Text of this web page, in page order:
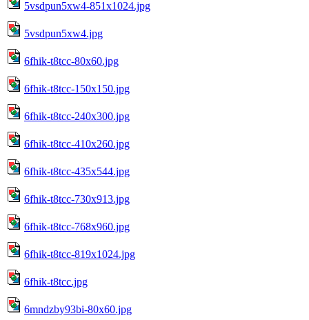
5vsdpun5xw4-851x1024.jpg
5vsdpun5xw4.jpg
6fhik-t8tcc-80x60.jpg
6fhik-t8tcc-150x150.jpg
6fhik-t8tcc-240x300.jpg
6fhik-t8tcc-410x260.jpg
6fhik-t8tcc-435x544.jpg
6fhik-t8tcc-730x913.jpg
6fhik-t8tcc-768x960.jpg
6fhik-t8tcc-819x1024.jpg
6fhik-t8tcc.jpg
6mndzby93bi-80x60.jpg